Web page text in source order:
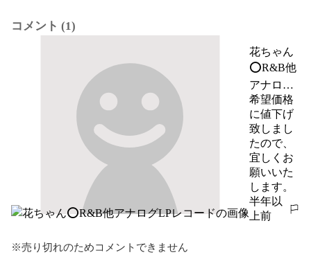
コメント (1)
花ちゃん
⭕️R&B他
アナログ
LPレコー
ド
希望価格
に値下げ
致しまし
たので、
宜しくお
願いいた
します。
半年以
上前
報告する
※売り切れのためコメントできません